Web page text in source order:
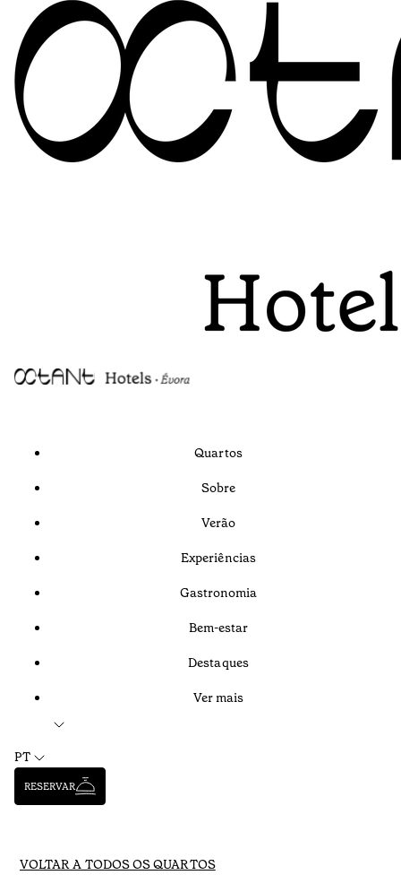
Quartos
Sobre
Verão
Experiências
Gastronomia
Bem-estar
Destaques
Ver mais
PT
RESERVAR
VOLTAR A TODOS OS QUARTOS